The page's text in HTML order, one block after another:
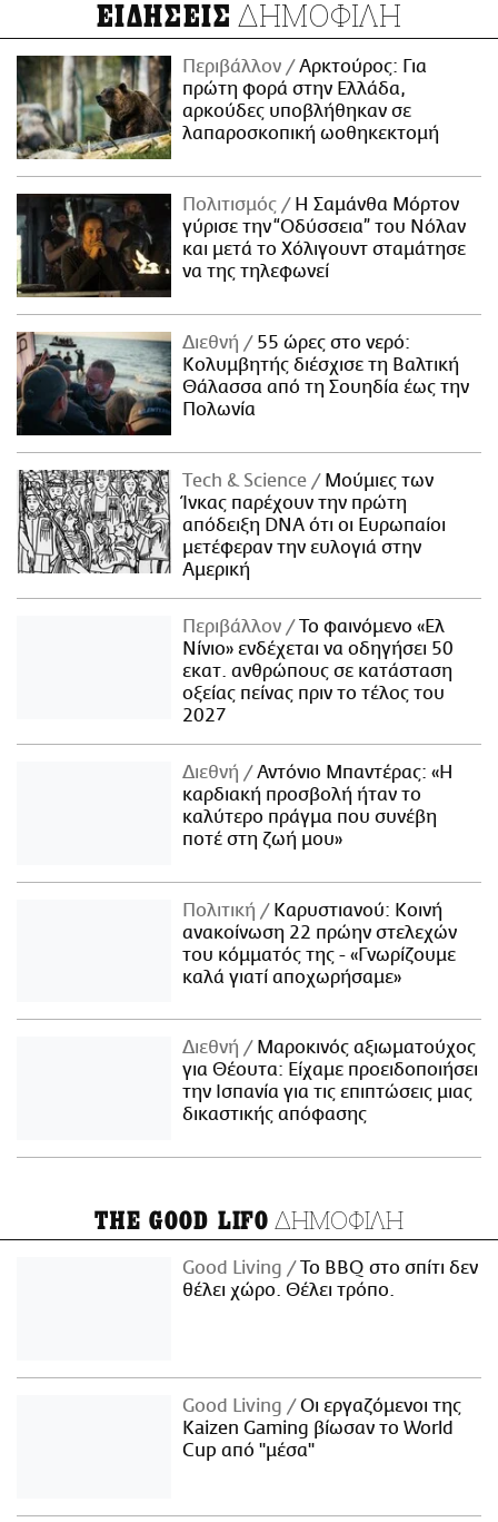
ΕΙΔΗΣΕΙΣ ΔΗΜΟΦΙΛΗ
Περιβάλλον
Αρκτούρος: Για
πρώτη φορά στην Ελλάδα,
αρκούδες υποβλήθηκαν σε
λαπαροσκοπική ωοθηκεκτομή
Πολιτισμός
Η Σαμάνθα Μόρτον
γύρισε την “Οδύσσεια” του Νόλαν
και μετά το Χόλιγουντ σταμάτησε
να της τηλεφωνεί
Διεθνή
55 ώρες στο νερό:
Κολυμβητής διέσχισε τη Βαλτική
Θάλασσα από τη Σουηδία έως την
Πολωνία
Τech & Science
Μούμιες των
Ίνκας παρέχουν την πρώτη
απόδειξη DNA ότι οι Ευρωπαίοι
μετέφεραν την ευλογιά στην
Αμερική
Περιβάλλον
Το φαινόμενο «Ελ
Νίνιο» ενδέχεται να οδηγήσει 50
εκατ. ανθρώπους σε κατάσταση
οξείας πείνας πριν το τέλος του
2027
Διεθνή
Αντόνιο Μπαντέρας: «Η
καρδιακή προσβολή ήταν το
καλύτερο πράγμα που συνέβη
ποτέ στη ζωή μου»
Πολιτική
Καρυστιανού: Κοινή
ανακοίνωση 22 πρώην στελεχών
του κόμματός της - «Γνωρίζουμε
καλά γιατί αποχωρήσαμε»
Διεθνή
Μαροκινός αξιωματούχος
για Θέουτα: Είχαμε προειδοποιήσει
την Ισπανία για τις επιπτώσεις μιας
δικαστικής απόφασης
THE GOOD LIFO ΔΗΜΟΦΙΛΗ
Good Living
Το BBQ στο σπίτι δεν
θέλει χώρο. Θέλει τρόπο.
Good Living
Οι εργαζόμενοι της
Kaizen Gaming βίωσαν το World
Cup από "μέσα"